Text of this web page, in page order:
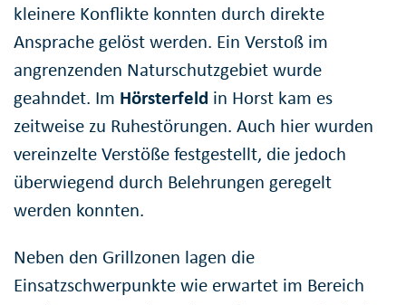
kleinere Konflikte konnten durch direkte
Ansprache gelöst werden. Ein Verstoß im
angrenzenden Naturschutzgebiet wurde
geahndet. Im Hörsterfeld in Horst kam es
zeitweise zu Ruhestörungen. Auch hier wurden
vereinzelte Verstöße festgestellt, die jedoch
überwiegend durch Belehrungen geregelt
werden konnten.
Neben den Grillzonen lagen die
Einsatzschwerpunkte wie erwartet im Bereich